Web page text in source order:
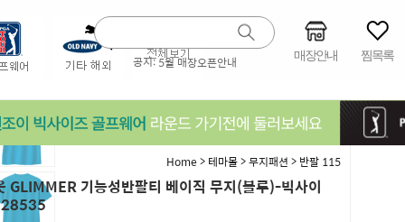
공지:5월 매장오픈안내 매장안내 찜목록
Home> 테마몰>무지패션 > 반팔 115
GLIMMER 기능성반팔티 베이직 무지(블루)-빅사이